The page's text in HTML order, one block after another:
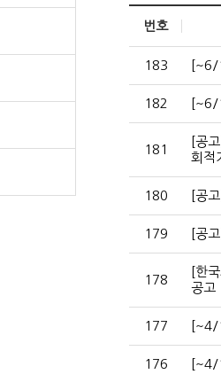
번호
183 [~6/
182 [~6/
181
[공
회적
180 [공
179 [공
178
[한
공고
177 [~4/
176 [~4/